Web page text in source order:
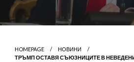
HOMEPAGE
НОВИНИ
ТРЪМП ОСТАВЯ СЪЮЗНИЦИТЕ В